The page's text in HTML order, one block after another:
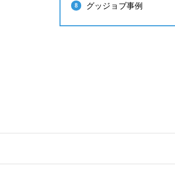
グッジョブ事例